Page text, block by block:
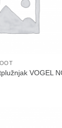
VOGEL